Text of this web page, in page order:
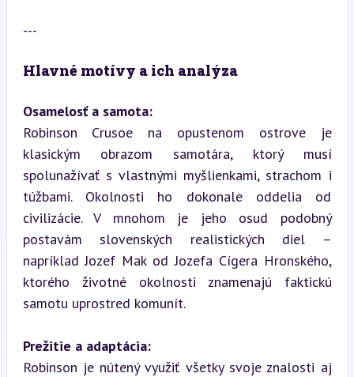
---
Hlavné motívy a ich analýza
Osamelosť a samota:
Robinson Crusoe na opustenom ostrove je
klasickým obrazom samotára, ktorý musí
spolunažívať s vlastnými myšlienkami, strachom i
túžbami. Okolnosti ho dokonale oddelia od
civilizácie. V mnohom je jeho osud podobný
postavám slovenských realistických diel –
napríklad Jozef Mak od Jozefa Cígera Hronského,
ktorého životné okolnosti znamenajú faktickú
samotu uprostred komunít.
Prežitie a adaptácia:
Robinson je nútený využiť všetky svoje znalosti aj